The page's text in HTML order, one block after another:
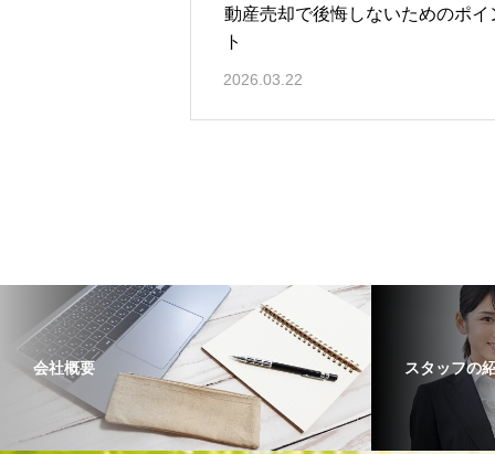
動産売却で後悔しないためのポイ
ト
2026.03.22
会社概要 スタッフの